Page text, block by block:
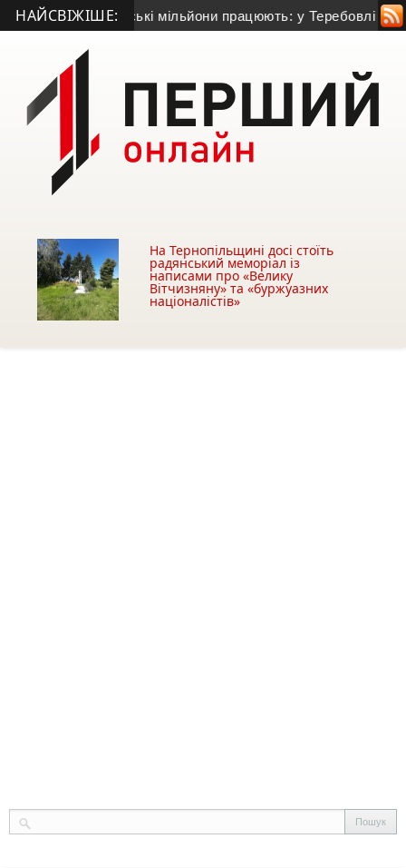
НАЙСВІЖІШЕ:
• Європейські мільйони працюють: у Теребовлі активно
На Тернопільщині досі стоїть
радянський меморіал із
написами про «Велику
Вітчизняну» та «буржуазних
націоналістів»